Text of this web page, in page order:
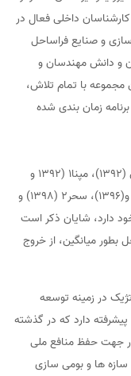
داخلی فعال در
و صنایع فراساحل
و دانش مهندسان و
با تمام تلاش،
زمان بندی شده
ایزوایکو بازسازی و تعمیرات ریگهای حفاری؛ مدرس (1392)، مپنا1 (1392 و
1396)، سینا1 (1393)، پاسارگاد100 (1395)، DCI1 و(1396)، سحر2 (1398) و
را در کارنامه خود دارد، شایان ذکر است
هر ریگ حفاری علاوه بر ایجاد 400 شغل بطور میانگین، از خروج
در زمینه توسعه
دارد که در گذشته
جهت حفظ منافع ملی
سازه ها و بومی سازی